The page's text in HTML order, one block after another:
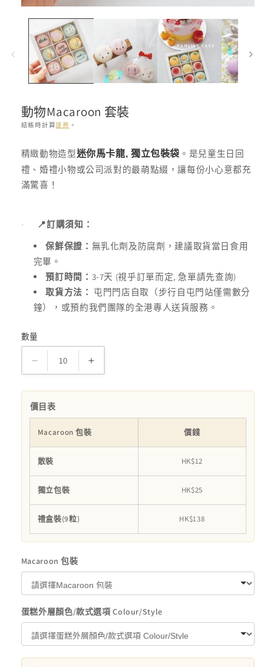
媒
體
1
動物Macaroon 套裝
結帳時計算運費 。
貨
單
位
精緻動物造型迷你馬卡龍, 獨立包裝袋 。是兒童生日回
禮、婚禮小物或公司派對的最萌點綴，讓每份小心意都充
滿驚喜！
· 📍訂購須知：
保鮮保證： 無乳化劑及防腐劑，建議取貨當日食用
完畢。
預訂時間： 3-7天 (視乎訂單而定,急單請先查詢)
取貨方法：
屯門門店自取（步行自屯門站僅需數分
鐘），或預約我們團隊的全港專人送貨服務。
數
數量
套
裝
數
量
減
少
裝
數
增
價目表
Macaroon 包裝 價錢
散裝 HK$12
獨立包裝 HK$25
禮盒裝(9粒) HK$138
Macaroon 包裝
蛋糕外層顏色/款式選項 Colour/Style